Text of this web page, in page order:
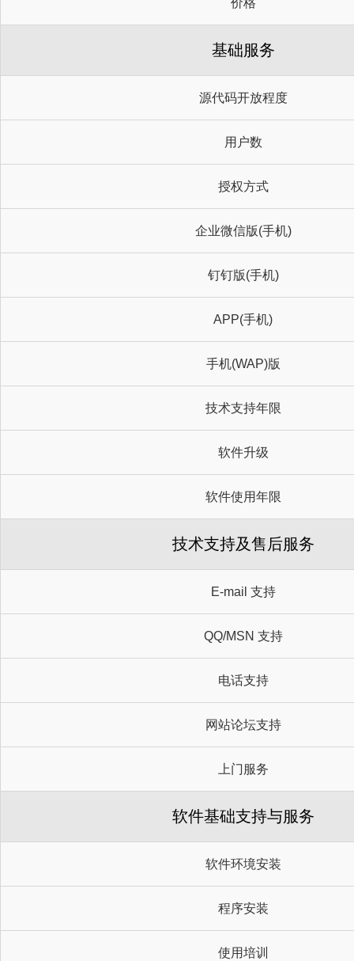
价格
基础服务
源代码开放程度
用户数
授权方式
企业微信版(手机)
钉钉版(手机)
APP(手机)
手机(WAP)版
技术支持年限
软件升级
软件使用年限
技术支持及售后服务
E-mail 支持
QQ/MSN 支持
电话支持
网站论坛支持
上门服务
软件基础支持与服务
软件环境安装
程序安装
使用培训